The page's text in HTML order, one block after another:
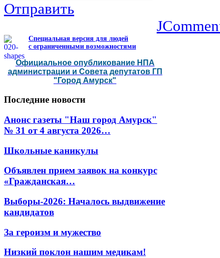
Отправить
Специальная версия для людей
с ограниченными возможностями
Официальное опубликование НПА
администрации и Совета депутатов ГП
"Город Амурск"
Последние новости
Анонс газеты "Наш город Амурск"
№ 31 от 4 августа 2026…
Школьные каникулы
Объявлен прием заявок на конкурс
«Гражданская…
Выборы-2026: Началось выдвижение
кандидатов
За героизм и мужество
Низкий поклон нашим медикам!